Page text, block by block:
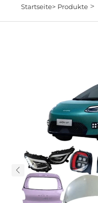
Startseite> Produkte>